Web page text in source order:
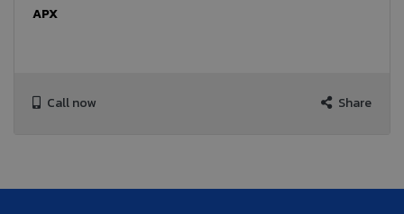
APX
Call now Share